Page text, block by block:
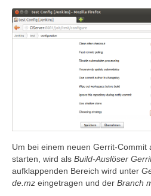
Um bei einem neuen Gerrit-Commit
starten, wird als Build-Auslöser
aufklappenden Bereich wird unter
de.mz eingetragen und der Branch